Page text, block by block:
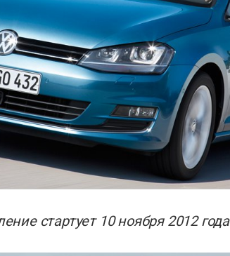
стартует 10 ноября 2012 года